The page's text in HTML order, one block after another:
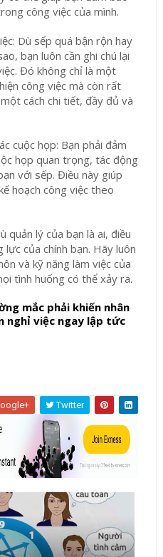
công việc của mình.
Dù sếp quá bận rộn hay
bạn luôn cần ghi chú lại
Đó không chỉ là một
công việc mà còn rất
cách chi tiết, đầy đủ và
cuộc họp: Bạn phải đảm
họp quan trọng, tác động
với sếp. Điều này giúp
hoạch công việc theo
quản lý của bạn là ai, điều
của chính bạn. Hãy luôn
và kỹ năng làm việc của
tình huống có thể xảy ra.
mắc phải khiến nhân
nghỉ việc ngay lập tức
Twitter